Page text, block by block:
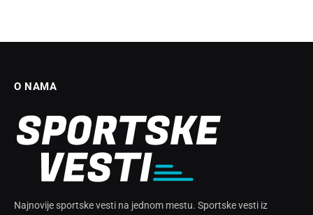
O NAMA
Najnovije sportske vesti na jednom mestu. Sportske vesti iz